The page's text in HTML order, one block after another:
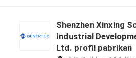
Shenzhen Xinxing
Industrial
Ltd. profil pabrikan